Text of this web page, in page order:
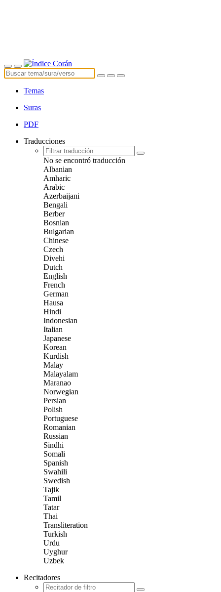
Temas
Suras
PDF
Traducciones
No se encontró traducción
Albanian
Amharic
Arabic
Azerbaijani
Bengali
Berber
Bosnian
Bulgarian
Chinese
Czech
Divehi
Dutch
English
French
German
Hausa
Hindi
Indonesian
Italian
Japanese
Korean
Kurdish
Malay
Malayalam
Maranao
Norwegian
Persian
Polish
Portuguese
Romanian
Russian
Sindhi
Somali
Spanish
Swahili
Swedish
Tajik
Tamil
Tatar
Thai
Transliteration
Turkish
Urdu
Uyghur
Uzbek
Recitadores